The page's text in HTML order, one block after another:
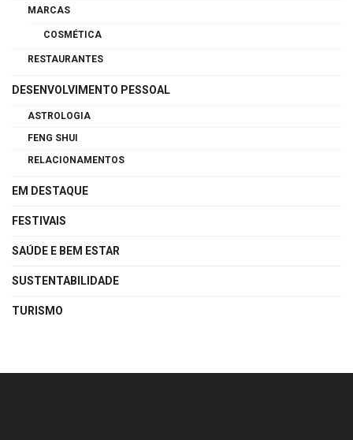
MARCAS
COSMÉTICA
RESTAURANTES
DESENVOLVIMENTO PESSOAL
ASTROLOGIA
FENG SHUI
RELACIONAMENTOS
EM DESTAQUE
FESTIVAIS
SAÚDE E BEM ESTAR
SUSTENTABILIDADE
TURISMO